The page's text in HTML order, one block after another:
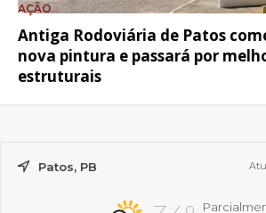
AÇÃO
Antiga Rodoviária de Patos
nova pintura e passará por
estruturais
Patos, PB